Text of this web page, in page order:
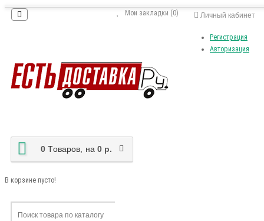
Личный кабинет
Регистрация
Авторизация
Мои закладки (0)
0 Tоваров, на 0 р.
В корзине пусто!